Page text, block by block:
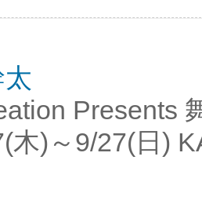
Presents
木)～9/27(日)